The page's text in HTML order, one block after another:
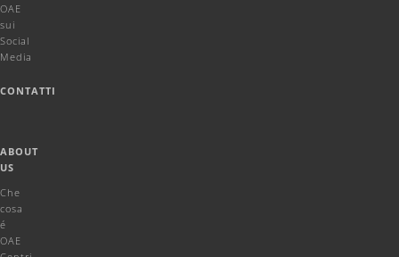
OAE
sui
Social
Media
CONTATTI
ABOUT
US
Che
cosa
é
OAE